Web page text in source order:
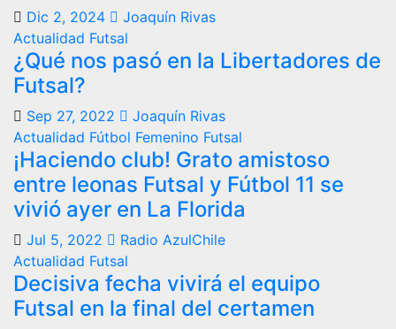
Dic 2, 2024
Joaquín Rivas
Actualidad Futsal
¿Qué nos pasó en la Libertadores de
Futsal?
Sep 27, 2022
Joaquín Rivas
Actualidad Fútbol Femenino Futsal
¡Haciendo club! Grato amistoso
entre leonas Futsal y Fútbol 11 se
vivió ayer en La Florida
Jul 5, 2022
Radio AzulChile
Actualidad Futsal
Decisiva fecha vivirá el equipo
Futsal en la final del certamen